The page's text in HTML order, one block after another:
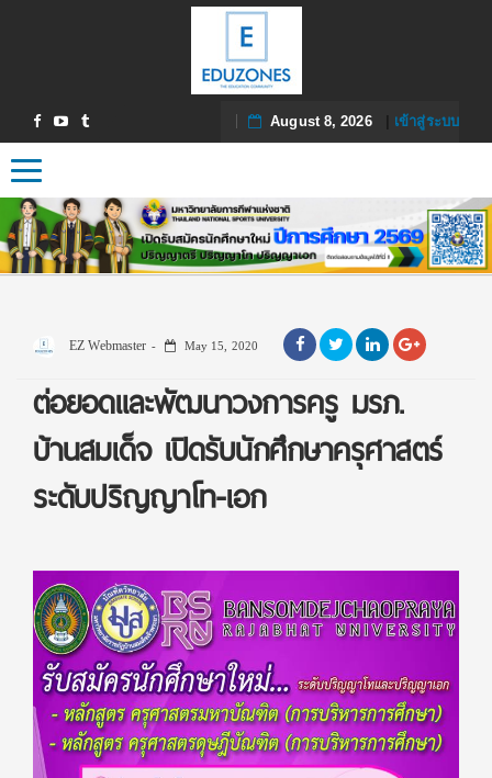
August 8, 2026| เข้าสู่ระบบ
Toggle navigation
EZ Webmaster May 15, 2020
ต่อยอดและพัฒนาวงการครู มรภ.
บ้านสมเด็จ เปิดรับนักศึกษาครุศาสตร์
ระดับปริญญาโท-เอก